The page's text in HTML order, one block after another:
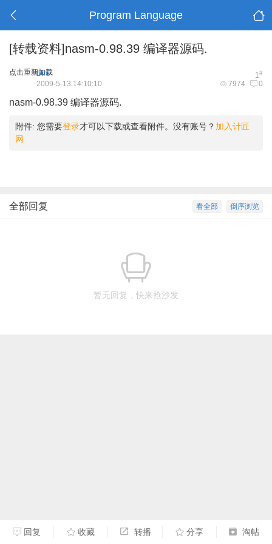
Program Language
[转载资料]nasm-0.98.39 编译器源码.
点击重新加载 1#
bini
7974 0
2009-5-13 14:10:10
nasm-0.98.39 编译器源码.
附件: 您需要登录才可以下载或查看附件。没有账号？ 加入计匠
网
倒序浏览
看全部
全部回复
暂无回复，快来抢沙发
回复 收藏 转播 分享 淘帖